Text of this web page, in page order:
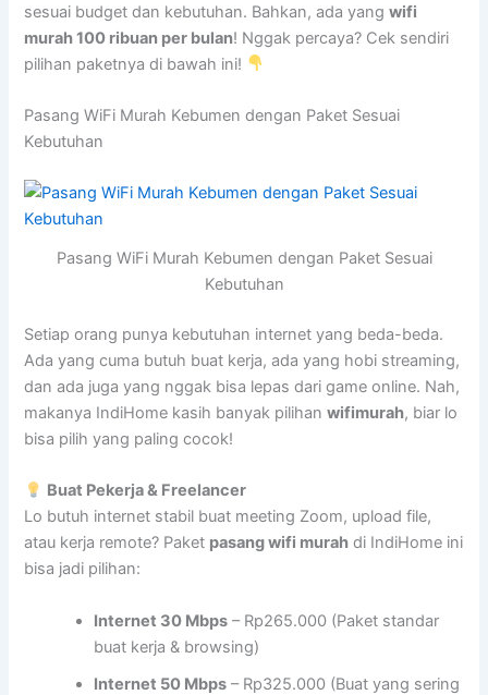
sesuai budget dan kebutuhan. Bahkan, ada yangwifi
murah 100 ribuan per bulan! Nggak percaya? Cek sendiri
pilihan paketnya di bawah ini!
Pasang WiFi Murah Kebumen dengan Paket Sesuai
Kebutuhan
Pasang WiFi Murah Kebumen dengan Paket Sesuai
Kebutuhan
Setiap orang punya kebutuhan internet yang beda-beda.
Ada yang cuma butuh buat kerja, ada yang hobi streaming,
dan ada juga yang nggak bisa lepas dari game online. Nah,
makanya IndiHome kasih banyak pilihanwifimurah, biar lo
bisa pilih yang paling cocok!
Buat Pekerja & Freelancer
Lo butuh internet stabil buat meeting Zoom, upload file,
atau kerja remote? Paket pasang wifi murah di IndiHome ini
bisa jadi pilihan:
Internet 30 Mbps – Rp265.000 (Paket standar
buat kerja & browsing)
Internet 50 Mbps – Rp325.000 (Buat yang sering